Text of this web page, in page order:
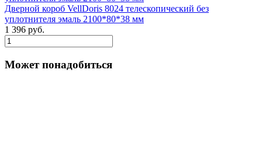
Дверной короб VellDoris 8024 телескопический без
уплотнителя эмаль 2100*80*38 мм
1 396 руб.
Может понадобиться